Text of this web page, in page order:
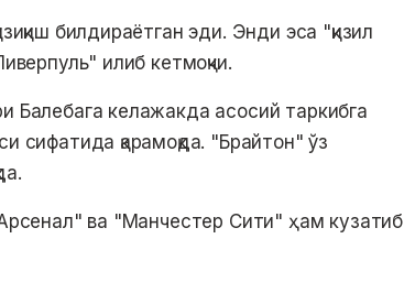
билдираётган эди. Энди эса "қизил
илиб кетмоқчи.
Балебага келажакда асосий таркибга
сифатида қарамоқда. "Брайтон" ўз
ва "Манчестер Сити" ҳам кузатиб